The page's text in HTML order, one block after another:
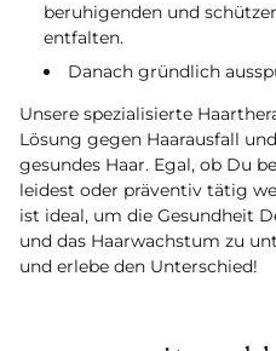
beruhigenden und
entfalten.
Danach gründlich
Unsere spezialisierte
Lösung gegen Haarausfall
gesundes Haar. Egal, ob Du
leidest oder präventiv tätig
ist ideal, um die Gesundheit
und das Haarwachstum zu
und erlebe den Unterschied!